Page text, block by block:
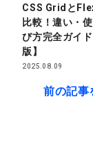
CSS Gridと
比較！違い・
び方完全ガイ
版】
2025.08.09
前の記事